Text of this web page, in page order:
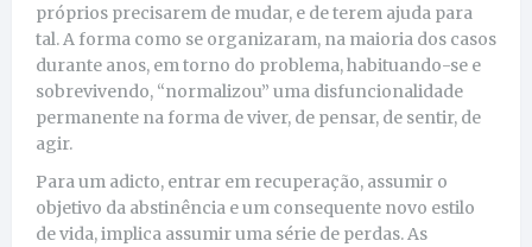
próprios precisarem de mudar, e de terem ajuda para
tal. A forma como se organizaram, na maioria dos casos
durante anos, em torno do problema, habituando-se e
sobrevivendo, “normalizou” uma disfuncionalidade
permanente na forma de viver, de pensar, de sentir, de
agir.
Para um adicto, entrar em recuperação, assumir o
objetivo da abstinência e um consequente novo estilo
de vida, implica assumir uma série de perdas. As